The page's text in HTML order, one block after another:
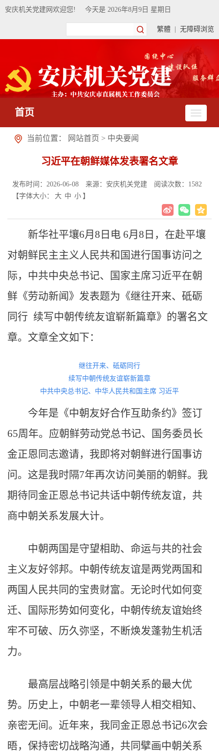
安庆机关党建网欢迎您! 今天是 2026年8月9日 星期日
繁體 无障碍浏览
首页
当前位置： 网站首页 > 中央要闻
习近平在朝鲜媒体发表署名文章
发布时间：2026-06-08 来源：安庆机关党建 阅读次数： 1582
【字体大小：
大 中 小 】
新华社平壤6月8日电 6月8日，在赴平壤
对朝鲜民主主义人民共和国进行国事访问之
际，中共中央总书记、国家主席习近平在朝
鲜《劳动新闻》发表题为《继往开来、砥砺
同行 续写中朝传统友谊崭新篇章》的署名文
章。文章全文如下：
继往开来、砥砺同行
续写中朝传统友谊崭新篇章
中共中央总书记、中华人民共和国主席 习近平
今年是《中朝友好合作互助条约》签订
65周年。应朝鲜劳动党总书记、国务委员长
金正恩同志邀请，我即将对朝鲜进行国事访
问。这是我时隔7年再次访问美丽的朝鲜。我
期待同金正恩总书记共话中朝传统友谊，共
商中朝关系发展大计。
中朝两国是守望相助、命运与共的社会
主义友好邻邦。中朝传统友谊是两党两国和
两国人民共同的宝贵财富。无论时代如何变
迁、国际形势如何变化，中朝传统友谊始终
牢不可破、历久弥坚，不断焕发蓬勃生机活
力。
最高层战略引领是中朝关系的最大优
势。历史上，中朝老一辈领导人相交相知、
亲密无间。近年来，我同金正恩总书记6次会
晤，保持密切战略沟通，共同擘画中朝关系